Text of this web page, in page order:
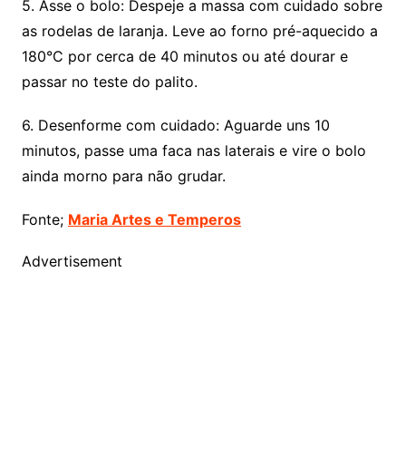
5. Asse o bolo: Despeje a massa com cuidado sobre
as rodelas de laranja. Leve ao forno pré-aquecido a
180°C por cerca de 40 minutos ou até dourar e
passar no teste do palito.
6. Desenforme com cuidado: Aguarde uns 10
minutos, passe uma faca nas laterais e vire o bolo
ainda morno para não grudar.
Fonte; Maria Artes e Temperos
Advertisement